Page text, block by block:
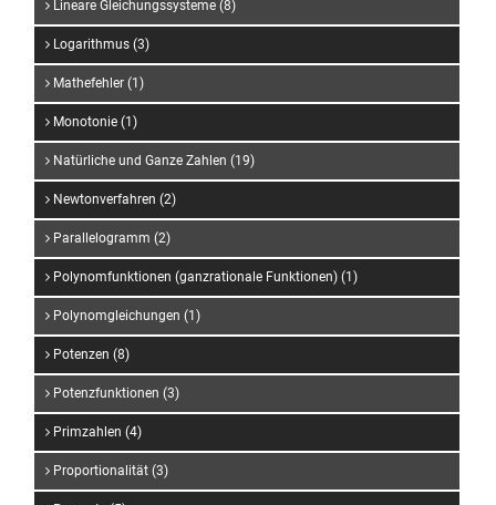
Lineare Gleichungssysteme (8)
Logarithmus (3)
Mathefehler (1)
Monotonie (1)
Natürliche und Ganze Zahlen (19)
Newtonverfahren (2)
Parallelogramm (2)
Polynomfunktionen (ganzrationale Funktionen) (1)
Polynomgleichungen (1)
Potenzen (8)
Potenzfunktionen (3)
Primzahlen (4)
Proportionalität (3)